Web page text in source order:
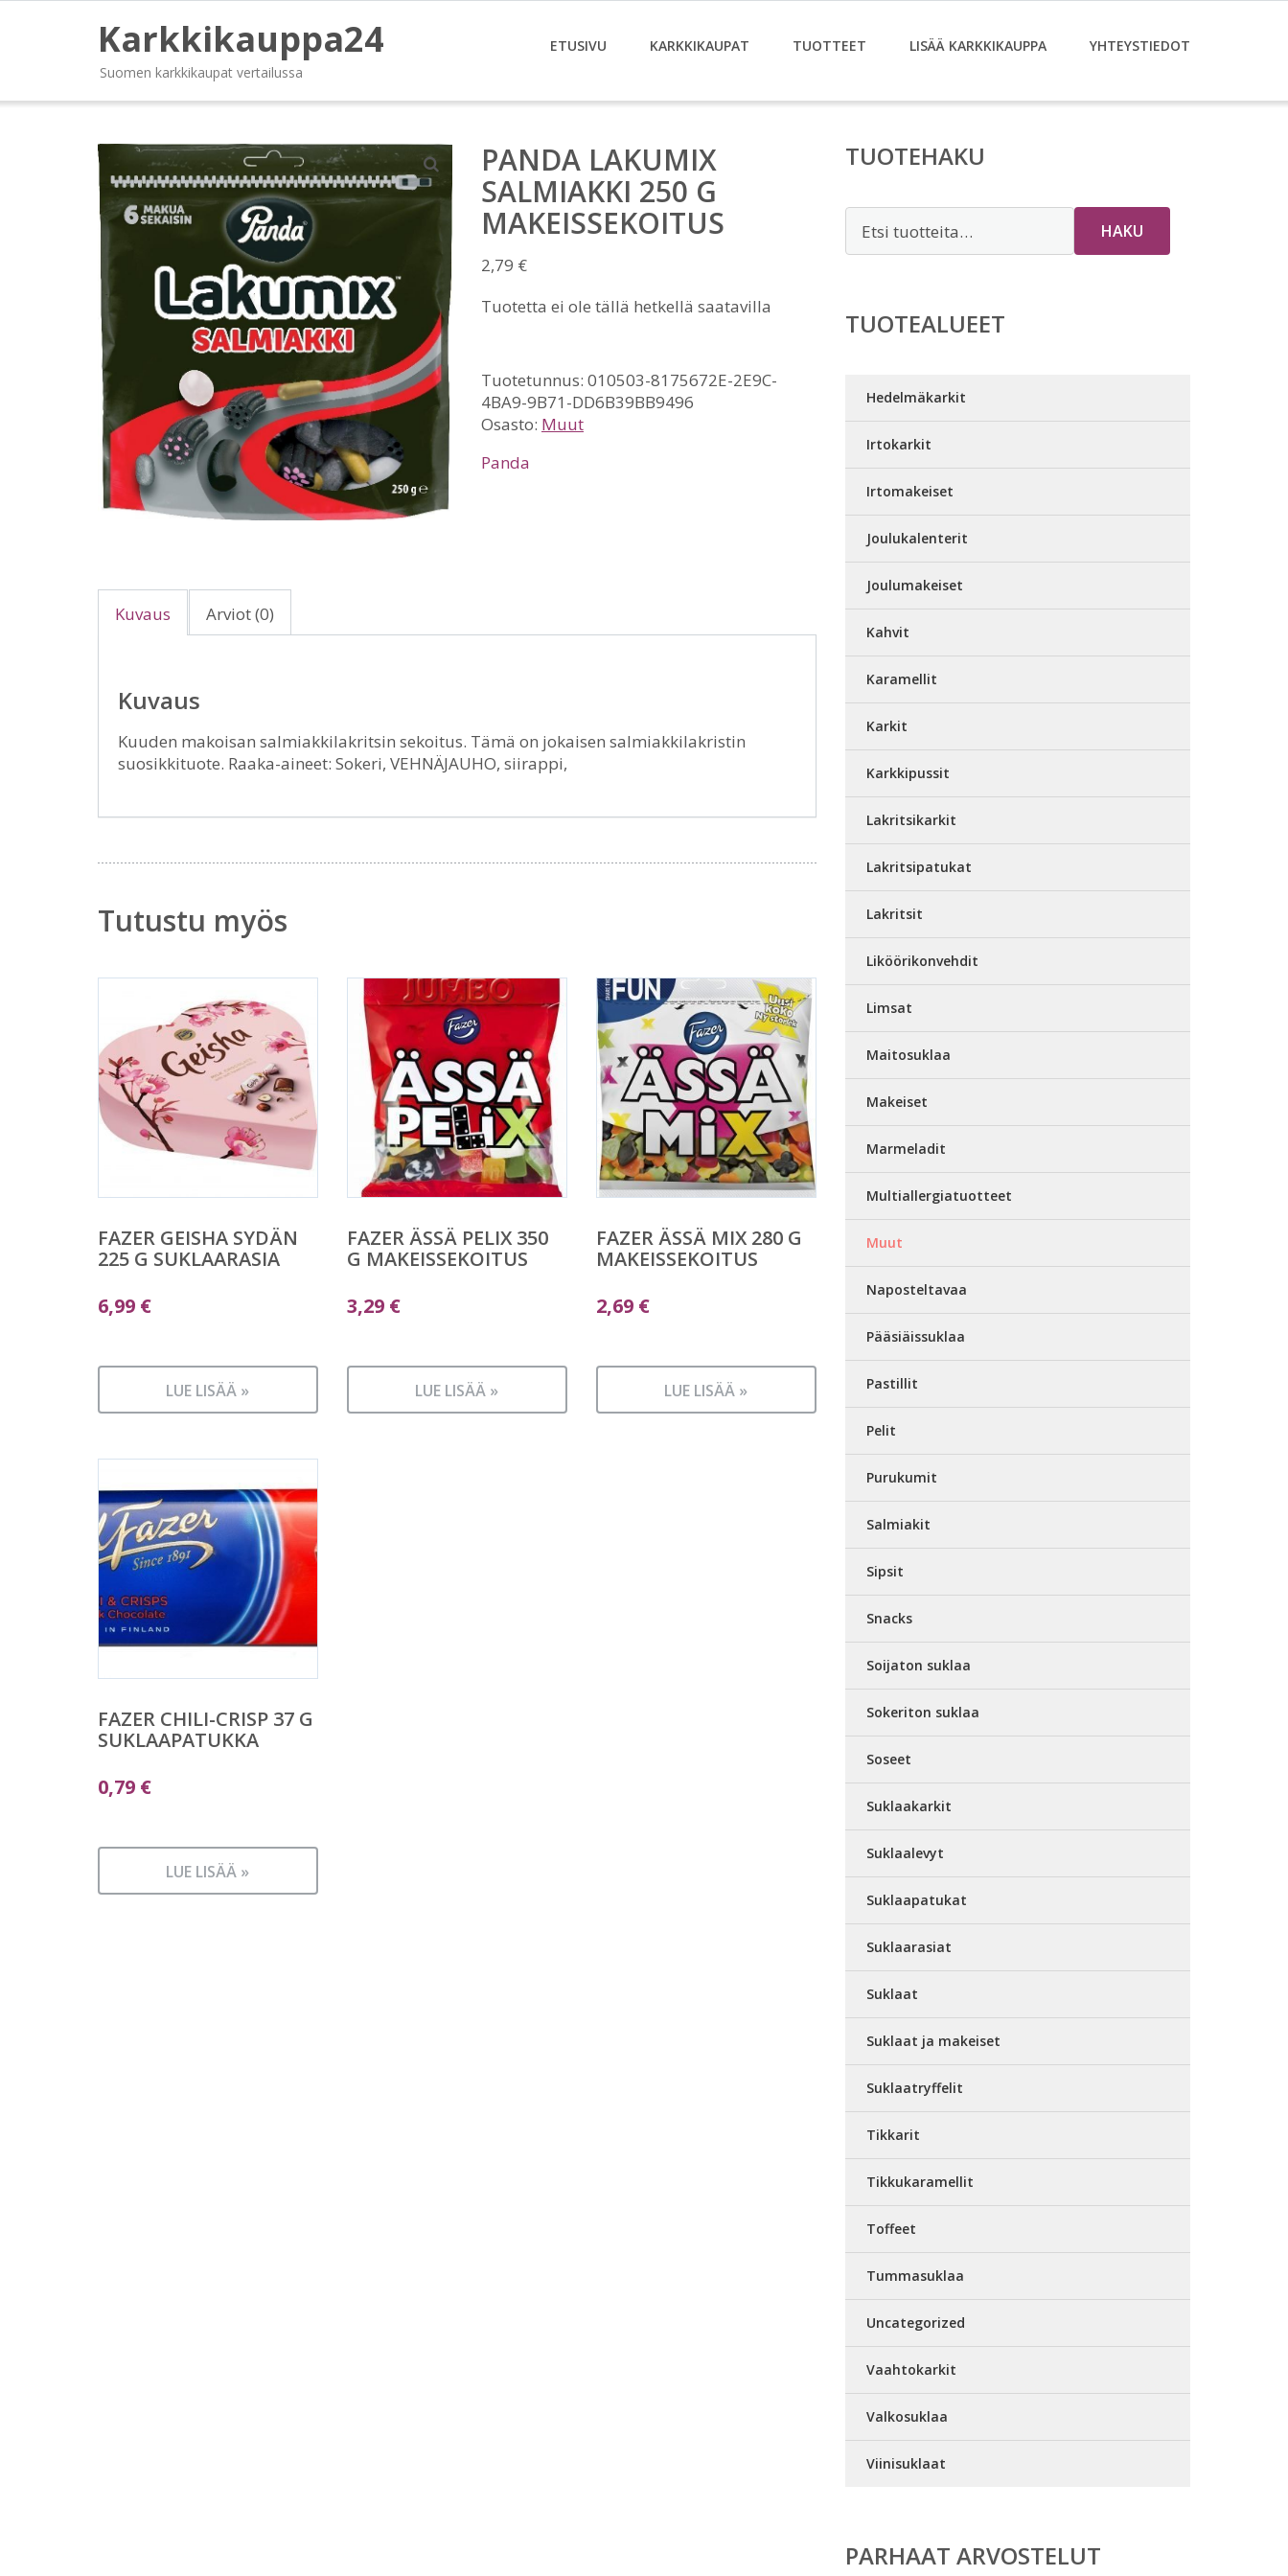
Karkkikauppa24
Suomen karkkikaupat vertailussa
ETUSIVU KARKKIKAUPAT TUOTTEET LISÄÄ KARKKIKAUPPA YHTEYSTIEDOT
PANDA LAKUMIX
SALMIAKKI 250 G
MAKEISSEKOITUS
2,79 €
Tuotetta ei ole tällä hetkellä saatavilla
Tuotetunnus: 010503-8175672E-2E9C-
4BA9-9B71-DD6B39BB9496
Osasto: Muut
Panda
Kuvaus Arviot (0)
Kuvaus
Kuuden makoisan salmiakkilakritsin sekoitus. Tämä on jokaisen salmiakkilakristin
suosikkituote. Raaka-aineet: Sokeri, VEHNÄJAUHO, siirappi,
Tutustu myös
FAZER GEISHA SYDÄN
225 G SUKLAARASIA
6,99 €
LUE LISÄÄ »
FAZER ÄSSÄ PELIX 350
G MAKEISSEKOITUS
3,29 €
LUE LISÄÄ »
FAZER ÄSSÄ MIX 280 G
MAKEISSEKOITUS
2,69 €
LUE LISÄÄ »
FAZER CHILI-CRISP 37 G
SUKLAAPATUKKA
0,79 €
LUE LISÄÄ »
TUOTEHAKU
HAKU
TUOTEALUEET
Hedelmäkarkit
Irtokarkit
Irtomakeiset
Joulukalenterit
Joulumakeiset
Kahvit
Karamellit
Karkit
Karkkipussit
Lakritsikarkit
Lakritsipatukat
Lakritsit
Liköörikonvehdit
Limsat
Maitosuklaa
Makeiset
Marmeladit
Multiallergiatuotteet
Muut
Naposteltavaa
Pääsiäissuklaa
Pastillit
Pelit
Purukumit
Salmiakit
Sipsit
Snacks
Soijaton suklaa
Sokeriton suklaa
Soseet
Suklaakarkit
Suklaalevyt
Suklaapatukat
Suklaarasiat
Suklaat
Suklaat ja makeiset
Suklaatryffelit
Tikkarit
Tikkukaramellit
Toffeet
Tummasuklaa
Uncategorized
Vaahtokarkit
Valkosuklaa
Viinisuklaat
PARHAAT ARVOSTELUT